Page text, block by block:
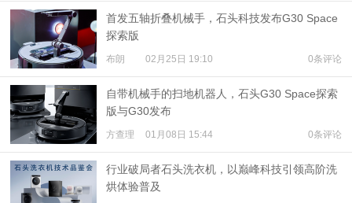
首发五轴折叠机械手，石头科技发布G30 Space
探索版
布朗 02月25日 19:10 0条评论
自带机械手的扫地机器人，石头G30 Space探索
版与G30发布
方查理 01月08日 15:44 0条评论
行业破局者石头洗衣机，以巅峰科技引领高阶洗
烘体验普及